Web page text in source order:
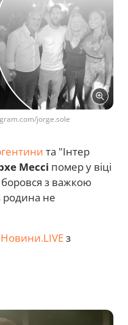
jorge.sole
та "Інтер
Мессі помер у віці
боровся з важкою
родина не
Новини.LIVEз